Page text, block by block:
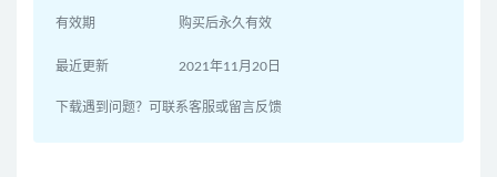
有效期 购买后永久有效
最近更新 2021年11月20日
下载遇到问题？可联系客服或留言反馈